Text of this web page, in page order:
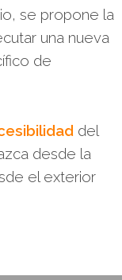
se propone la
una nueva
de
del
desde la
el exterior